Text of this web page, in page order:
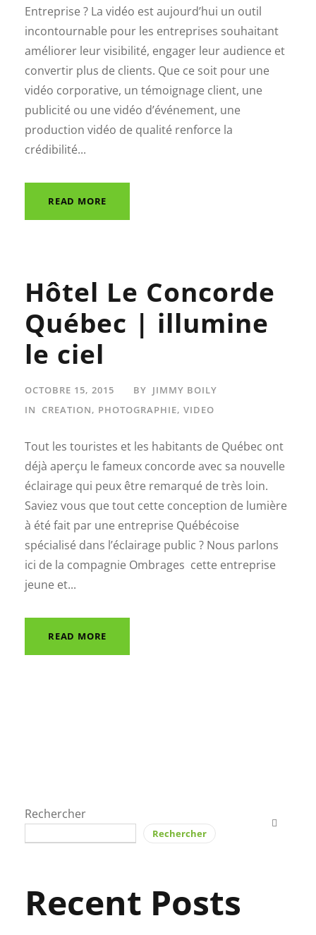
Entreprise ? La vidéo est aujourd’hui un outil
incontournable pour les entreprises souhaitant
améliorer leur visibilité, engager leur audience et
convertir plus de clients. Que ce soit pour une
vidéo corporative, un témoignage client, une
publicité ou une vidéo d’événement, une
production vidéo de qualité renforce la
crédibilité...
READ MORE
Hôtel Le Concorde
Québec | illumine
le ciel
OCTOBRE 15, 2015 BY JIMMY BOILY
IN
CREATION, PHOTOGRAPHIE, VIDEO
Tout les touristes et les habitants de Québec ont
déjà aperçu le fameux concorde avec sa nouvelle
éclairage qui peux être remarqué de très loin.
Saviez vous que tout cette conception de lumière
à été fait par une entreprise Québécoise
spécialisé dans l’éclairage public ? Nous parlons
ici de la compagnie Ombrages cette entreprise
jeune et...
READ MORE
Rechercher
Rechercher
Recent Posts